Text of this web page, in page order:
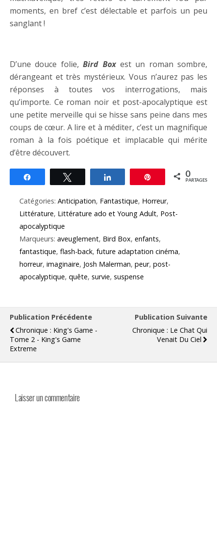
moments, en bref c’est délectable et parfois un peu
sanglant !
D’une douce folie,Bird Boxest un roman sombre,
dérangeant et très mystérieux. Vous n’aurez pas les
réponses à toutes vos interrogations, mais
qu’importe. Ce roman noir et post-apocalyptique est
une petite merveille qui se hisse sans peine dans mes
coups de cœur. A lire et à méditer, c’est un magnifique
roman à la fois poétique et implacable qui mérite
d’être découvert.
Épingle 0
PARTAGES
Catégories: Anticipation, Fantastique, Horreur,
Littérature, Littérature ado et Young Adult, Post-
apocalyptique
Marqueurs: aveuglement, Bird Box, enfants,
fantastique, flash-back, future adaptation cinéma,
horreur, imaginaire, Josh Malerman, peur, post-
apocalyptique, quête, survie, suspense
Publication Précédente
Chronique : King's Game -
Tome 2 - King's Game
Extreme
Publication Suivante
Chronique : Le Chat Qui
Venait Du Ciel
Laisser un commentaire